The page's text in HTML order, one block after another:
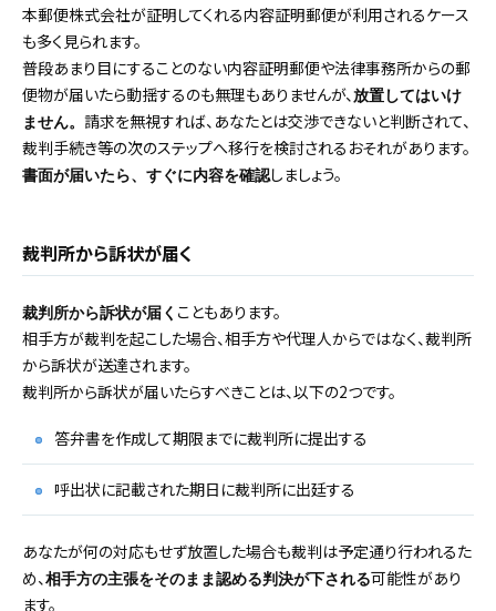
本郵便株式会社が証明してくれる内容証明郵便が利用されるケース
も多く見られます。
普段あまり目にすることのない内容証明郵便や法律事務所からの郵
便物が届いたら動揺するのも無理もありませんが、 放置してはいけ
ません。 請求を無視すれば、あなたとは交渉できないと判断されて、
裁判手続き等の次のステップへ移行を検討されるおそれがあります。
書面が届いたら、すぐに内容を確認しましょう。
裁判所から訴状が届く
裁判所から訴状が届く こともあります。
相手方が裁判を起こした場合、相手方や代理人からではなく、裁判所
から訴状が送達されます。
裁判所から訴状が届いたらすべきことは、以下の2つです。
答弁書を作成して期限までに裁判所に提出する
呼出状に記載された期日に裁判所に出廷する
あなたが何の対応もせず放置した場合も裁判は予定通り行われるた
め、 相手方の主張をそのまま認める判決が下される可能性があり
ます。